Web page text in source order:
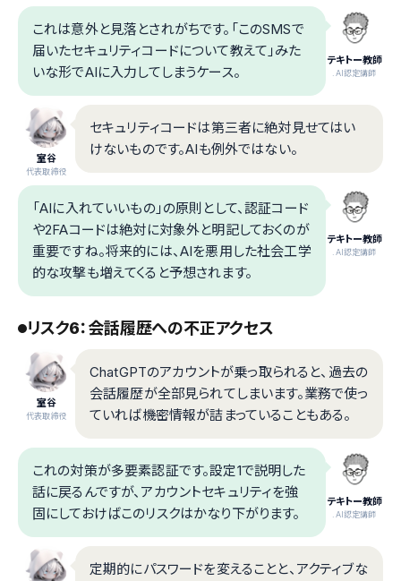
テキトー教師
.AI認定講師
これは意外と見落とされがちです。「このSMSで
届いたセキュリティコードについて教えて」みた
いな形でAIに入力してしまうケース。
室谷
代表取締役
セキュリティコードは第三者に絶対見せてはい
けないものです。AIも例外ではない。
テキトー教師
.AI認定講師
「AIに入れていいもの」の原則として、認証コード
や2FAコードは絶対に対象外と明記しておくのが
重要ですね。将来的には、AIを悪用した社会工学
的な攻撃も増えてくると予想されます。
リスク6：会話履歴への不正アクセス
室谷
代表取締役
ChatGPTのアカウントが乗っ取られると、過去の
会話履歴が全部見られてしまいます。業務で使っ
ていれば機密情報が詰まっていることもある。
テキトー教師
.AI認定講師
これの対策が多要素認証です。設定1で説明した
話に戻るんですが、アカウントセキュリティを強
固にしておけばこのリスクはかなり下がります。
定期的にパスワードを変えることと、アクティブな